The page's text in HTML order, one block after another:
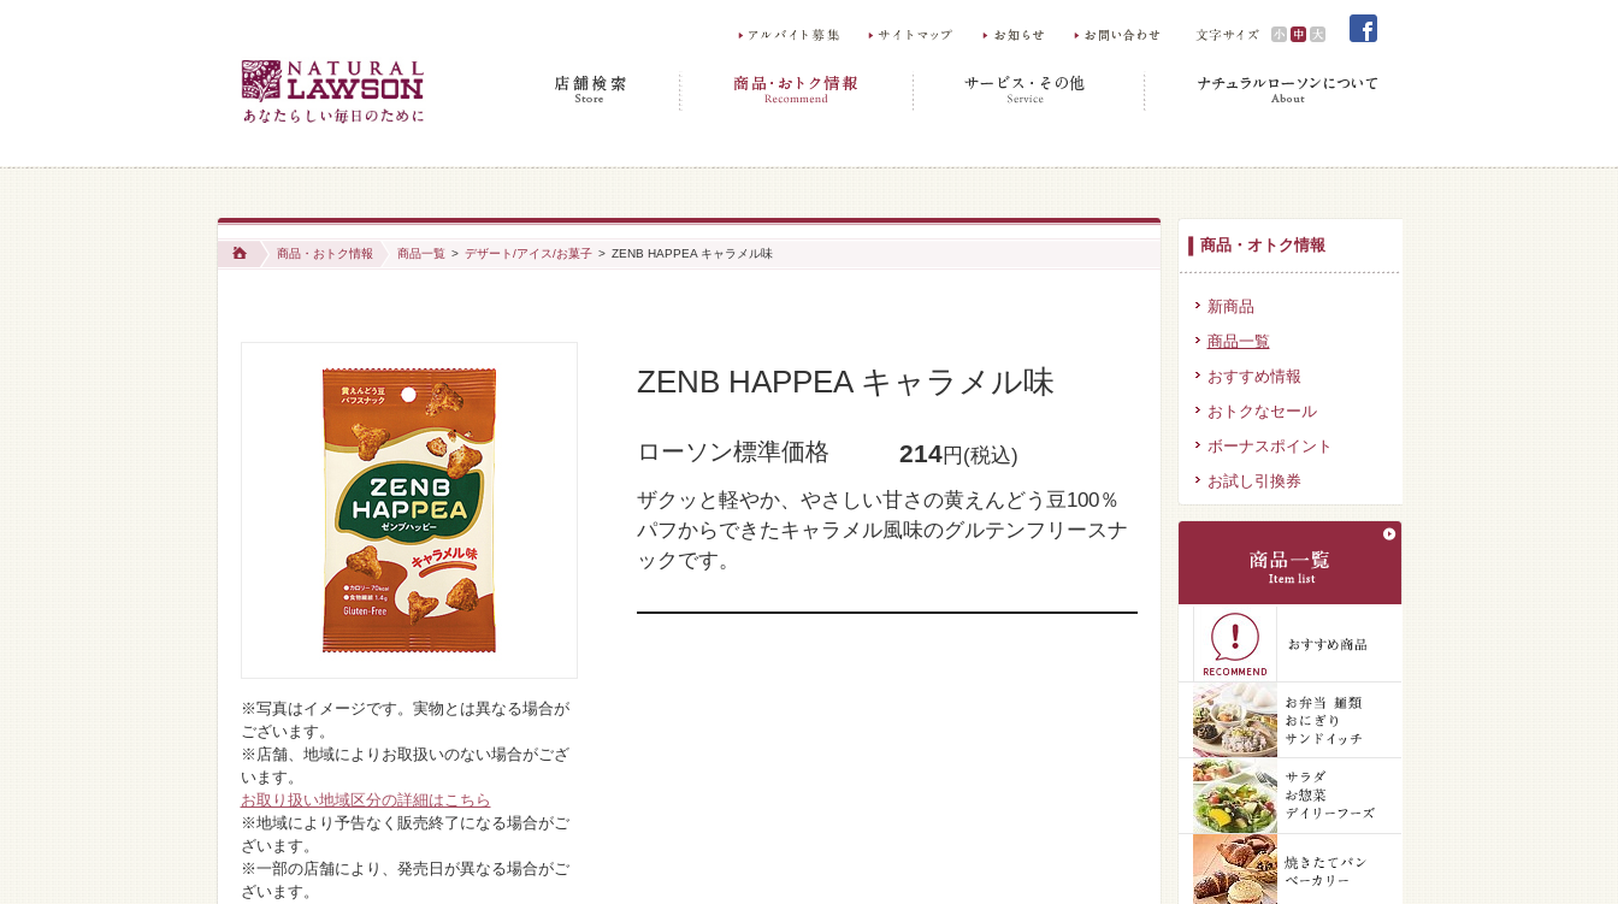
商品・おトク情報 商品一覧 > デザート/アイス/お菓子 > ZENB HAPPEA キャラメル味
ZENB HAPPEA キャラメル味
ローソン標準価格 214円(税込)
ザクッと軽やか、やさしい甘さの黄えんどう豆100％
パフからできたキャラメル風味のグルテンフリースナ
ックです。
※写真はイメージです。実物とは異なる場合が
ございます。
※店舗、地域によりお取扱いのない場合がござ
います。
お取り扱い地域区分の詳細はこちら
※地域により予告なく販売終了になる場合がご
ざいます。
※一部の店舗により、発売日が異なる場合がご
ざいます。
商品・オトク情報
新商品
商品一覧
おすすめ情報
おトクなセール
ボーナスポイント
お試し引換券